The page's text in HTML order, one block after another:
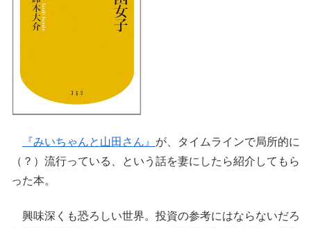
『みいちゃんと山田さん』 が、タイムラインで局所的に
（？）流行っている、という話を妻にしたら紹介してもら
った本。
興味深くも恐ろしい世界。投資の参考にはならないだろ